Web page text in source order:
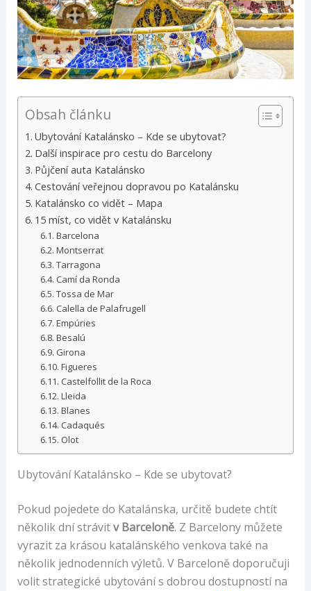
Obsah článku
Ubytování Katalánsko – Kde se ubytovat?
Další inspirace pro cestu do Barcelony
Půjčení auta Katalánsko
Cestování veřejnou dopravou po Katalánsku
Katalánsko co vidět – Mapa
15 míst, co vidět v Katalánsku
Barcelona
Montserrat
Tarragona
Camí da Ronda
Tossa de Mar
Calella de Palafrugell
Empúries
Besalú
Girona
Figueres
Castelfollit de la Roca
Lleida
Blanes
Cadaqués
Olot
Ubytování Katalánsko – Kde se ubytovat?
Pokud pojedete do Katalánska, určitě budete chtít
několik dní strávitv Barceloně. Z Barcelony můžete
vyrazit za krásou katalánského venkova také na
několik jednodenních výletů. V Barceloně doporučuji
volit strategické ubytování s dobrou dostupností na